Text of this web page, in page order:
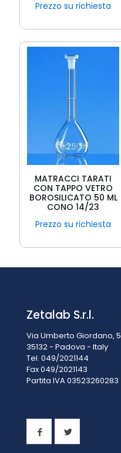
Prezzo su richiesta
MATRACCI TARATI
CON TAPPO VETRO
BOROSILICATO 50 ML
CONO 14/23
Prezzo su richiesta
Zetalab S.r.l.
Via Umberto Giordano, 5
35132 - Padova - Italy
Tel. 049/2021144
Fax 049/2021143
Partita IVA 03523260283